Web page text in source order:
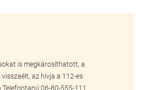
is megkárosíthatott, a
az hívja a 112-es
06-80-555-111